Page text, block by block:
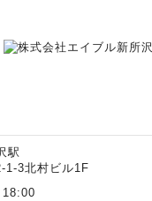
駅
1-3北村ビル1F
18:00